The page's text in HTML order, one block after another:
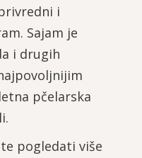
i
Sajam je
i drugih
pčelarska
pogledati više